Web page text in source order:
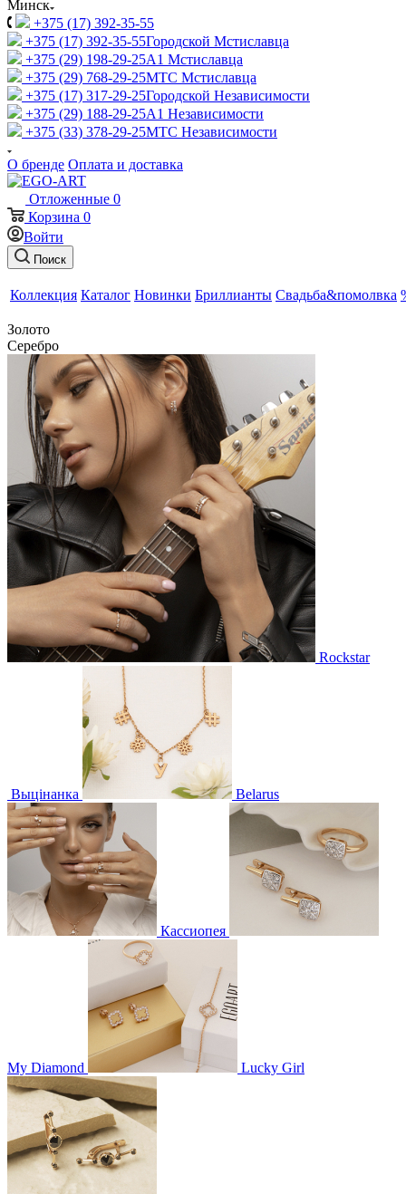
Минск
+375 (17) 392-35-55
+375 (17) 392-35-55Городской Мстиславца
+375 (29) 198-29-25A1 Мстиславца
+375 (29) 768-29-25МТС Мстиславца
+375 (17) 317-29-25Городской Независимости
+375 (29) 188-29-25A1 Независимости
+375 (33) 378-29-25МТС Независимости
О бренде Оплата и доставка
Отложенные 0
Корзина 0
Войти
Поиск
Коллекция Каталог Новинки Бриллианты Свадьба&помолвка
Золото
Серебро
Rockstar
Выцінанка Belarus
Кассиопея
My Diamond Lucky Girl